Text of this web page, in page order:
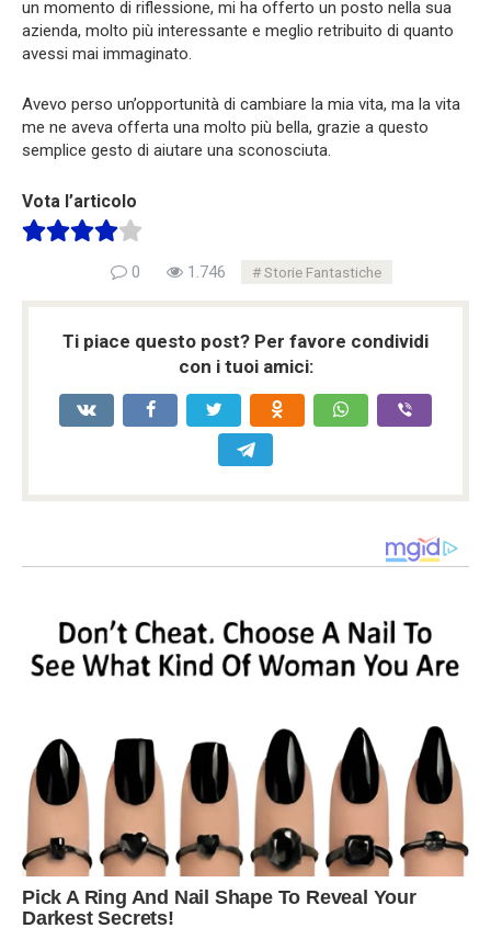
un momento di riflessione, mi ha offerto un posto nella sua
azienda, molto più interessante e meglio retribuito di quanto
avessi mai immaginato.
Avevo perso un’opportunità di cambiare la mia vita, ma la vita
me ne aveva offerta una molto più bella, grazie a questo
semplice gesto di aiutare una sconosciuta.
Vota l’articolo
0 1.746 Storie Fantastiche
Ti piace questo post? Per favore condividi
con i tuoi amici: